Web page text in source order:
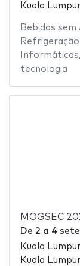
Kuala
Bebidas sem
Refrigeração
Informáticas,
tecnologia
MOGSEC
De 2 a 4
Kuala
Kuala